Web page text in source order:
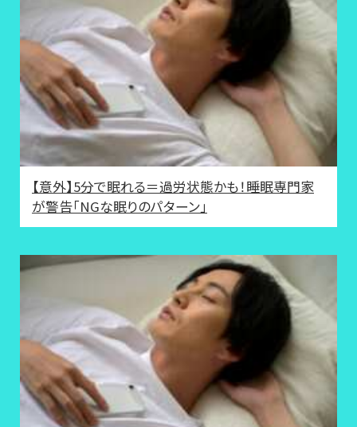
【意外】5分で眠れる＝過労状態かも！睡眠専門家
が警告「NGな眠りのパターン」